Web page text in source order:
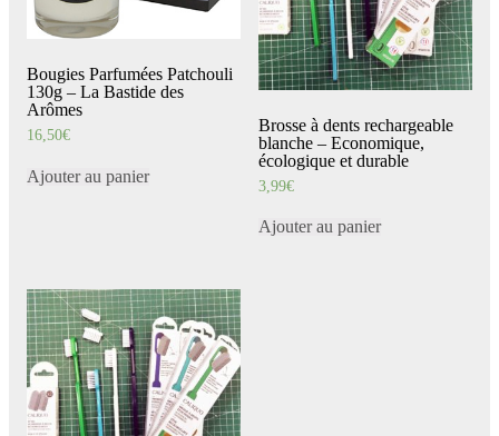
Bougies Parfumées Patchouli
130g – La Bastide des
Arômes
16,50€
Ajouter au panier
Brosse à dents rechargeable
blanche – Economique,
écologique et durable
3,99€
Ajouter au panier